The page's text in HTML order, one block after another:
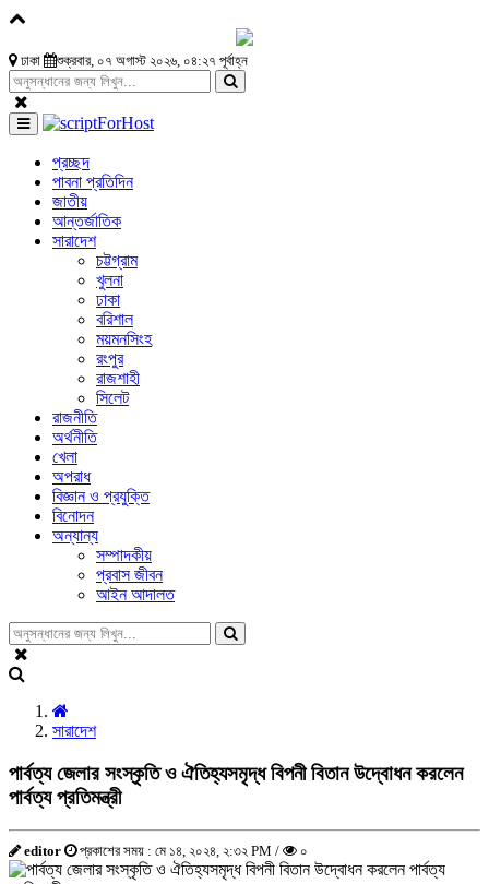
ঢাকা শুক্রবার, ০৭ অগাস্ট ২০২৬, ০৪:২৭ পূর্বাহ্ন
প্রচ্ছদ
পাবনা প্রতিদিন
জাতীয়
আন্তর্জাতিক
সারাদেশ
চট্টগ্রাম
খুলনা
ঢাকা
বরিশাল
ময়মনসিংহ
রংপুর
রাজশাহী
সিলেট
রাজনীতি
অর্থনীতি
খেলা
অপরাধ
বিজ্ঞান ও প্রযুক্তি
বিনোদন
অন্যান্য
সম্পাদকীয়
প্রবাস জীবন
আইন আদালত
সারাদেশ
পার্বত্য জেলার সংস্কৃতি ও ঐতিহ্যসমৃদ্ধ বিপনী বিতান উদ্বোধন করলেন
পার্বত্য প্রতিমন্ত্রী
editor প্রকাশের সময় : মে ১৪, ২০২৪, ২:৩২ PM / ০